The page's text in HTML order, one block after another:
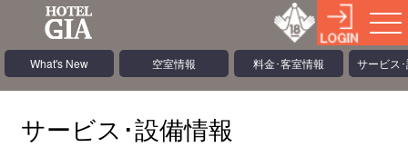
What's New 空室情報 料金･客室情報 サービス
サービス･設備情報